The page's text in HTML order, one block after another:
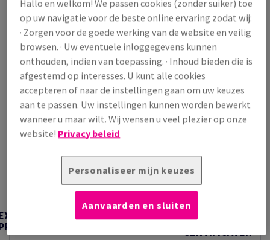
(28,8 kg )
VERWACHTE LEVERING 10/08/2026
Verpakkingsaantallen
Pak
− +
Artikel snijden
TECHNISCHE
INFORMATIE &
CERTIFICATEN
Hallo en welkom! We passen cookies (zonder suiker) toe
op uw navigatie voor de beste online ervaring zodat wij:
· Zorgen voor de goede werking van de website en veilig
browsen. · Uw eventuele inloggegevens kunnen
onthouden, indien van toepassing. · Inhoud bieden die is
afgestemd op interesses. U kunt alle cookies
accepteren of naar de instellingen gaan om uw keuzes
aan te passen. Uw instellingen kunnen worden bewerkt
wanneer u maar wilt. Wij wensen u veel plezier op onze
website! Privacy beleid
Personaliseer mijn keuzes
Aanvaarden en sluiten